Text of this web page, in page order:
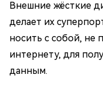
Внешние жёсткие
делает их
носить с собой, не
интернету, для
данным.